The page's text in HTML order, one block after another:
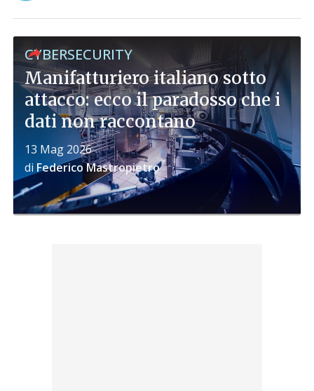
CYBERSECURITY
Manifatturiero italiano sotto
attacco: ecco il paradosso che i
dati non raccontano
13 Mag 2026
di Federico Mastropietro